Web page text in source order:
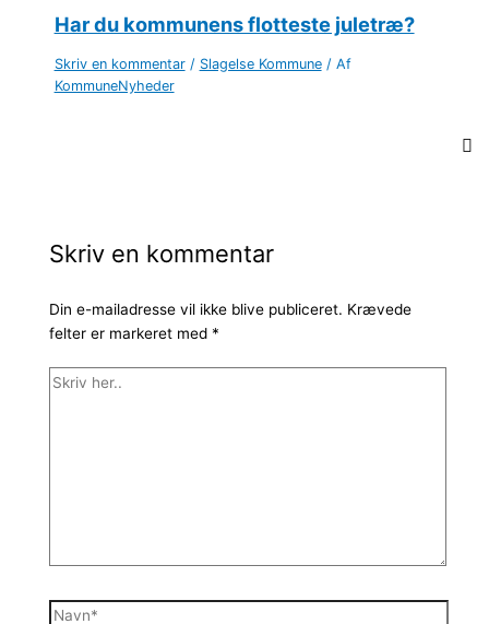
Har du kommunens flotteste juletræ?
Skriv en kommentar / Slagelse Kommune/ Af
KommuneNyheder
Skriv en kommentar
Din e-mailadresse vil ikke blive publiceret. Krævede
felter er markeret med *
Skriv
Navn*